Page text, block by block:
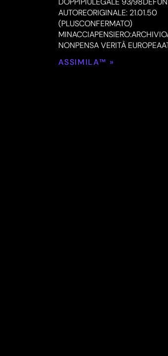
AUTOREORIGINALE: 21.01.50
(PLUSCONFERMATO)
NONPENSA VERITÀ
ASSIMILA™ »